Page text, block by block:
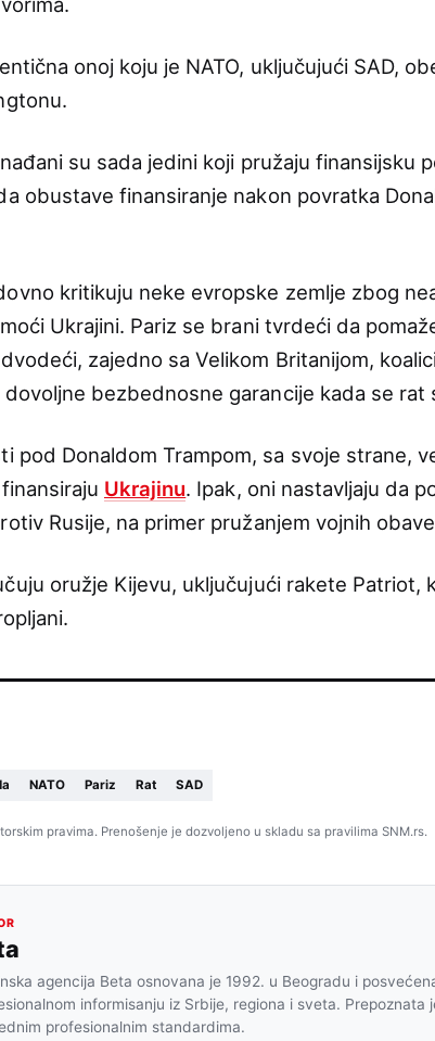
onoj koju je NATO, uključujući SAD,
su sada jedini koji pružaju finansijsku
obustave finansiranje nakon povratka
kritikuju neke evropske zemlje zbog
Ukrajini. Pariz se brani tvrdeći da
zajedno sa Velikom Britanijom,
bezbednosne garancije kada se rat
pod Donaldom Trampom, sa svoje strane,
Ukrajinu. Ipak, oni nastavljaju da
Rusije, na primer pružanjem vojnih
oružje Kijevu, uključujući rakete Patriot,
NATO Pariz Rat SAD
pravima. Prenošenje je dozvoljeno u skladu sa pravilima SNM.rs.
agencija Beta osnovana je 1992. u Beogradu i
informisanju iz Srbije, regiona i sveta. Prepoznata
profesionalnim standardima.